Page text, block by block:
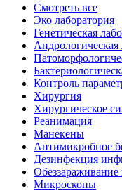
Смотреть все
Эко лаборатория
Генетическая
Андрологическая
Контроль
Хирургия
Хирургическое
Реанимация
Манекены
Антимикробное
Дезинфекция
Обеззараживание
Микроскопы